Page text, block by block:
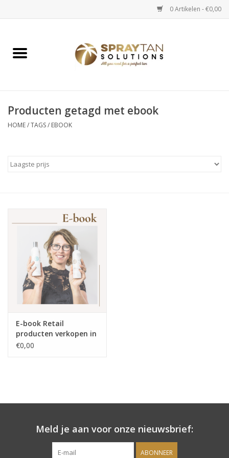
0 Artikelen - €0,00
Home
Spray Tan Starterspakketten
Selftan producten
Verzorging / Accessoires
Onderdelen
Ventilatoren / Afzuiging
Promotie materiaal
Salon kleding
Trainingen
Producten getagd met ebook
HOME/TAGS/ EBOOK
E-book Retail
producten verkopen in
jouw salon
€0,00
Meld je aan voor onze nieuwsbrief:
ABONNEER